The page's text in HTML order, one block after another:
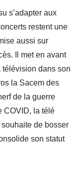
s’adapter aux
restent une
aussi sur
Il met en avant
télévision dans son
la Sacem des
de la guerre
COVID, la télé
de bosser
son statut